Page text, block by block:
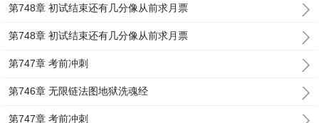
第748章 初试结束还有几分像从前求月票
第748章 初试结束还有几分像从前求月票
第747章 考前冲刺
第746章 无限链法图地狱洗魂经
第747章 考前冲刺